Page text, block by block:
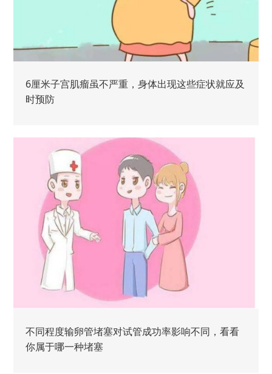
6厘米子宫肌瘤虽不严重，身体出现这些症状就应及
时预防
不同程度输卵管堵塞对试管成功率影响不同，看看
你属于哪一种堵塞